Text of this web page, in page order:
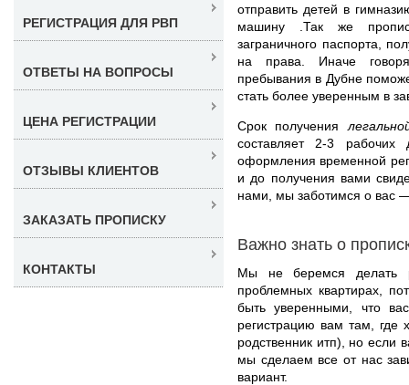
отправить детей в
машину .Так же
заграничного паспорта,
на права. Иначе
пребывания в Дубне
стать более уверенным в
Срок получения
составляет 2-3
оформления временной
и до получения вами
нами, мы заботимся о вас
Важно знать о
Мы не беремся делать
проблемных квартирах,
быть уверенными, что
регистрацию вам там, где
родственник итп), но если
мы сделаем все от нас
вариант.
РЕГИСТРАЦИЯ ДЛЯ РВП
ОТВЕТЫ НА ВОПРОСЫ
ЦЕНА РЕГИСТРАЦИИ
ОТЗЫВЫ КЛИЕНТОВ
ЗАКАЗАТЬ ПРОПИСКУ
КОНТАКТЫ